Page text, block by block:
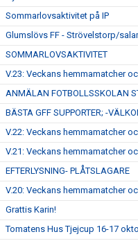
Sommarlovsaktivitet på IP
Glumslövs FF - Strövelstorp/
SOMMARLOVSAKTIVITET
V.23: Veckans hemmamatcher
ANMÄLAN FOTBOLLSSKOLAN
BÄSTA GFF SUPPORTER; -
V.22: Veckans hemmamatcher
V.21: Veckans hemmamatcher
EFTERLYSNING- PLÅTSLAGARE
V.20: Veckans hemmamatcher
Grattis Karin!
Tomatens Hus Tjejcup 16-17